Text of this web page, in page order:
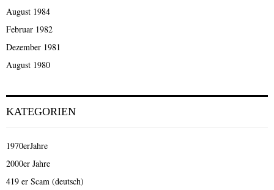
August 1984
Februar 1982
Dezember 1981
August 1980
KATEGORIEN
1970erJahre
2000er Jahre
419 er Scam (deutsch)